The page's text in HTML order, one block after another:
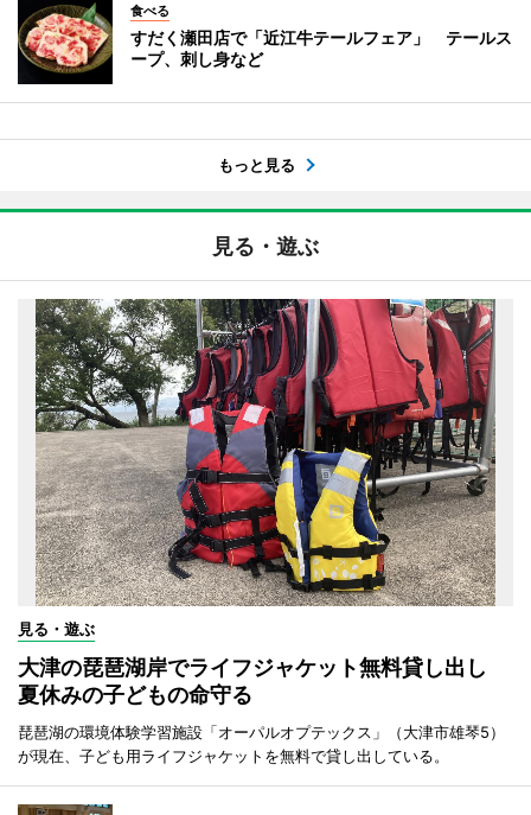
食べる
すだく瀬田店で「近江牛テールフェア」 テールス
ープ、刺し身など
もっと見る
見る・遊ぶ
見る・遊ぶ
大津の琵琶湖岸でライフジャケット無料貸し出し
夏休みの子どもの命守る
琵琶湖の環境体験学習施設「オーパルオプテックス」（大津市雄琴5）
が現在、子ども用ライフジャケットを無料で貸し出している。